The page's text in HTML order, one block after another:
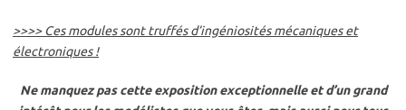
>>>> Ces modules sont truffés d’ingéniosités mécaniques et
électroniques !
Ne manquez pas cette exposition exceptionnelle et d’un grand